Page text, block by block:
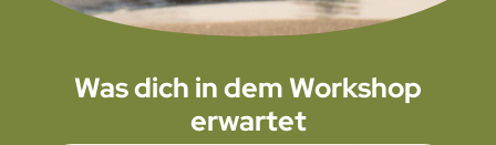
Was dich in dem Workshop
erwartet